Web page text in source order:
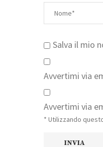
Salva il mio
Avvertimi via
Avvertimi via
* Utilizzando